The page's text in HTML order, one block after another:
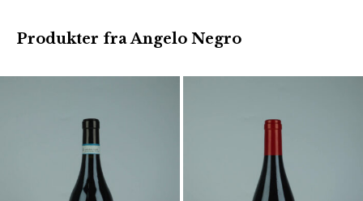
Produkter fra Angelo Negro